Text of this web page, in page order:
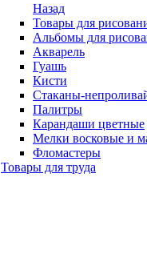
Назад
Товары для
Альбомы для
Акварель
Гуашь
Кисти
Стаканы-
Палитры
Карандаши цветные
Мелки восковые и
Фломастеры
Товары для труда